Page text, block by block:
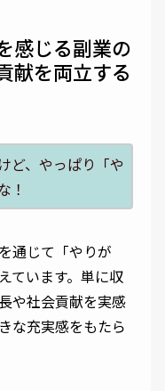
感じる副業の
献を両立する
ど、やっぱり「や
！
通じて「やりが
ています。単に収
や社会貢献を実感
な充実感をもたら